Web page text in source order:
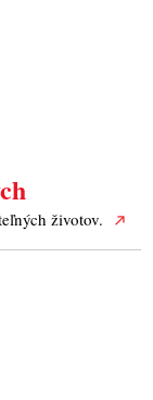
životov.